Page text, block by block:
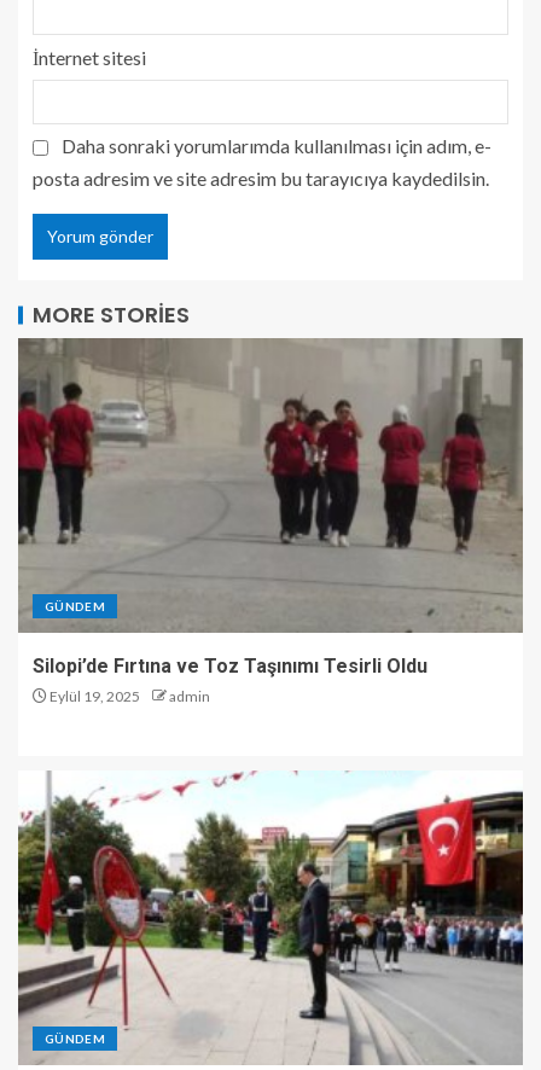
İnternet sitesi
Daha sonraki yorumlarımda kullanılması için adım, e-
posta adresim ve site adresim bu tarayıcıya kaydedilsin.
MORE STORIES
GÜNDEM
Silopi’de Fırtına ve Toz Taşınımı Tesirli Oldu
Eylül 19, 2025 admin
GÜNDEM